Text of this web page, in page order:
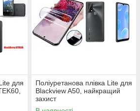
для
Поліуретанова плівка Lite для
Blackview A50, найкращий
захист